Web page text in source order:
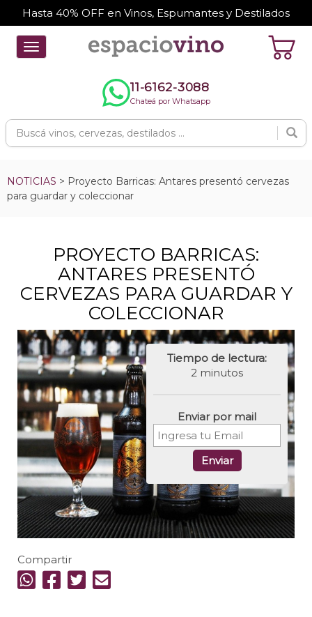
Hasta 40% OFF en Vinos, Espumantes y Destilados
Toggle
navigation
11-6162-3088
Chateá por Whatsapp
NOTICIAS > Proyecto Barricas: Antares presentó cervezas
para guardar y coleccionar
PROYECTO BARRICAS:
ANTARES PRESENTÓ
CERVEZAS PARA GUARDAR Y
COLECCIONAR
Tiempo de lectura:
2 minutos
Enviar por mail
Enviar
Compartir